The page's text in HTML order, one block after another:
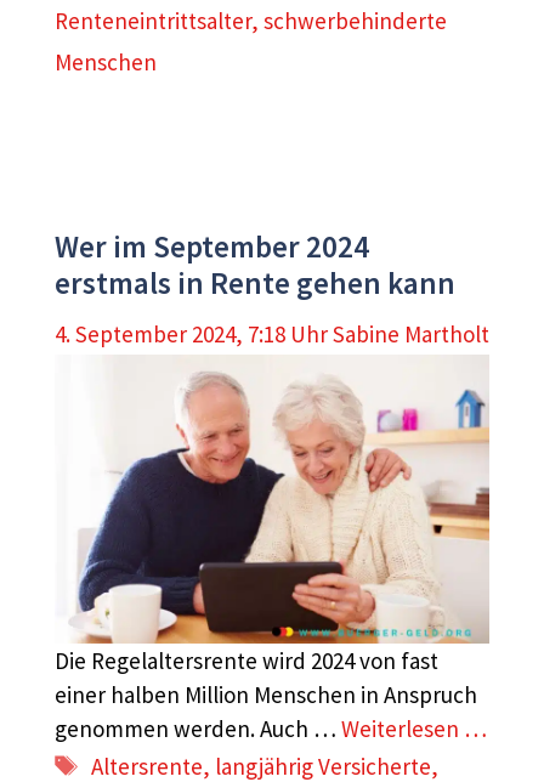
Renteneintrittsalter, schwerbehinderte
Menschen
Wer im September 2024
erstmals in Rente gehen kann
4. September 2024, 7:18 UhrSabine Martholt
Die Regelaltersrente wird 2024 von fast
einer halben Million Menschen in Anspruch
genommen werden. Auch … Weiterlesen …
Schlagwörter
Altersrente, langjährig Versicherte,